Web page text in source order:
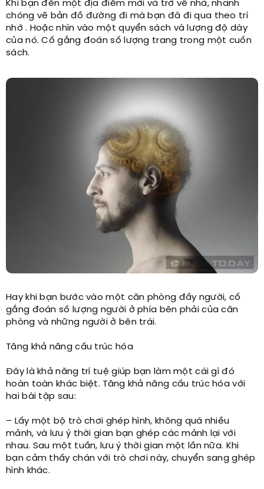
Khi bạn đến một địa điểm mới và trở về nhà, nhanh
chóng vẽ bản đồ đường đi mà bạn đã đi qua theo trí
nhớ . Hoặc nhìn vào một quyển sách và lượng độ dày
của nó. Cố gắng đoán số lượng trang trong một cuốn
sách.
Hay khi bạn bước vào một căn phòng đầy người, cố
gắng đoán số lượng người ở phía bên phải của căn
phòng và những người ở bên trái.
Tăng khả năng cấu trúc hóa
Đây là khả năng trí tuệ giúp bạn làm một cái gì đó
hoàn toàn khác biệt. Tăng khả năng cấu trúc hóa với
hai bài tập sau:
– Lấy một bộ trò chơi ghép hình, không quá nhiều
mảnh, và lưu ý thời gian bạn ghép các mảnh lại với
nhau. Sau một tuần, lưu ý thời gian một lần nữa. Khi
bạn cảm thấy chán với trò chơi này, chuyển sang ghép
hình khác.